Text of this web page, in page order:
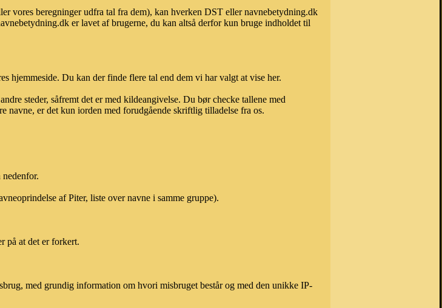
vores beregninger udfra tal fra dem), kan hverken DST eller navnebetydning.dk
er lavet af brugerne, du kan altså derfor kun bruge indholdet til
hjemmeside. Du kan der finde flere tal end dem vi har valgt at vise her.
steder, såfremt det er med kildeangivelse. Du bør checke tallene med
er det kun iorden med forudgående skriftlig tilladelse fra os.
af Piter, liste over navne i samme gruppe).
på at det er forkert.
med grundig information om hvori misbruget består og med den unikke IP-